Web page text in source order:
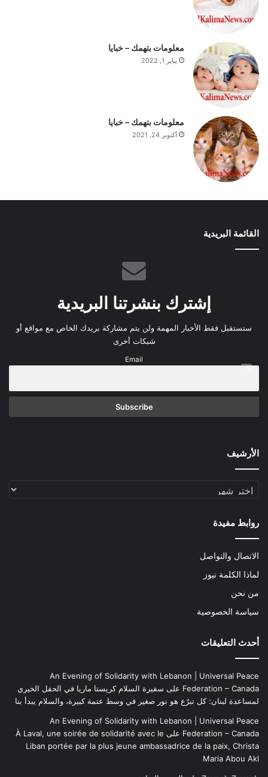
و
م
معلومات بتهمك – خبايا
يناير 1, 2022
معلومات بتهمك – خبايا
أكتوبر 24, 2021
القائمة البريدية
إشترك بنشرتنا البريدية
ستستقبل فقط الأخبار المهمة ولن يتم مشاركة بريدك الخاص مع مواقع أو
شبكات أخرى
Email
الأرشيف
الأرشيف
روابط مفيدة
الاتصال والتواصل
لماذا الكلمة نيوز
من نحن
سياسة الخصوصية
أحدث التعليقات
An Evening of Solidarity with Lebanon | Universal Peace
Federation – Canada على سفيرة السلام كريستا ماريا في الحفل الخيري
لمساعدة لبنان: كل تبرّع هو نور صغير في وسط عتمة كبيرة، والسلام يبدأ بنا
An Evening of Solidarity with Lebanon | Universal Peace
Federation – Canada على À Laval, une soirée de solidarité avec le
Liban portée par la plus jeune ambassadrice de la paix, Christa
Maria Abou Akl